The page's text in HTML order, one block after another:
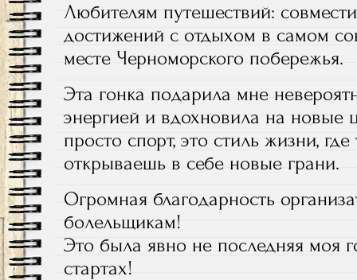
Любителям путешествий:
достижений с отдыхом в самом
месте Черноморского побережья.
Эта гонка подарила мне
энергией и вдохновила на новые
просто спорт, это стиль жизни,
открываешь в себе новые грани.
Огромная благодарность
болельщикам!
Это была явно не последняя моя
стартах!